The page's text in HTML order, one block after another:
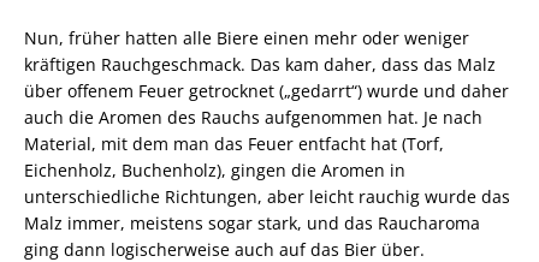
Nun, früher hatten alle Biere einen mehr oder weniger
kräftigen Rauchgeschmack. Das kam daher, dass das Malz
über offenem Feuer getrocknet („gedarrt“) wurde und daher
auch die Aromen des Rauchs aufgenommen hat. Je nach
Material, mit dem man das Feuer entfacht hat (Torf,
Eichenholz, Buchenholz), gingen die Aromen in
unterschiedliche Richtungen, aber leicht rauchig wurde das
Malz immer, meistens sogar stark, und das Raucharoma
ging dann logischerweise auch auf das Bier über.